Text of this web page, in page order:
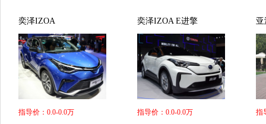
奕泽IZOA
指导价：0.0-0.0万
奕泽IZOA E进擎
指导价：0.0-0.0万
指